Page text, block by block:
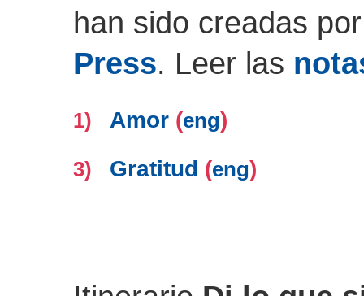
han sido creadas
Press. Leer las
1) Amor (eng)
3) Gratitud (eng)